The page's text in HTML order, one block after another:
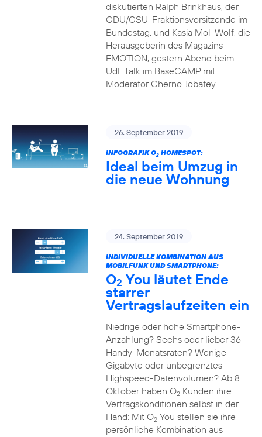
diskutierten Ralph Brinkhaus, der
CDU/CSU-Fraktionsvorsitzende im
Bundestag, und Kasia Mol-Wolf, die
Herausgeberin des Magazins
EMOTION, gestern Abend beim
UdL Talk im BaseCAMP mit
Moderator Cherno Jobatey.
26. September 2019
INFOGRAFIK O2HOMESPOT:
Ideal beim Umzug in
die neue Wohnung
24. September 2019
INDIVIDUELLE KOMBINATION AUS
MOBILFUNK UND SMARTPHONE:
O2 You läutet Ende
starrer
Vertragslaufzeiten ein
Niedrige oder hohe Smartphone-
Anzahlung? Sechs oder lieber 36
Handy-Monatsraten? Wenige
Gigabyte oder unbegrenztes
Highspeed-Datenvolumen? Ab 8.
Oktober haben O2Kunden ihre
Vertragskonditionen selbst in der
Hand: Mit O2You stellen sie ihre
persönliche Kombination aus